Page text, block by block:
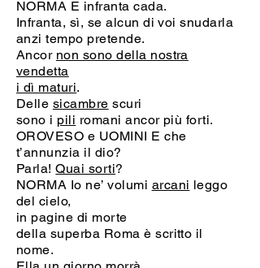
NORMA E infranta cada.
Infranta, sì, se alcun di voi snudarla
anzi tempo pretende.
Ancor non sono della nostra
vendetta
i dì maturi.
Delle sicambre scuri
sono i pili romani ancor più forti.
OROVESO e UOMINI E che
t’annunzia il dio?
Parla!Quai sorti?
NORMA Io ne’ volumi arcani leggo
del cielo,
in pagine di morte
della superba Roma è scritto il
nome.